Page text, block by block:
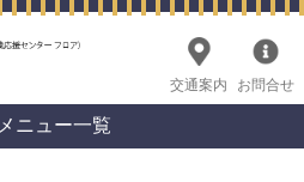
交通案内 お問合せ
メニュー一覧